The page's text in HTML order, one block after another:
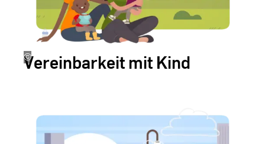
©
Erstellt
von
Vereinbarkeit mit Kind